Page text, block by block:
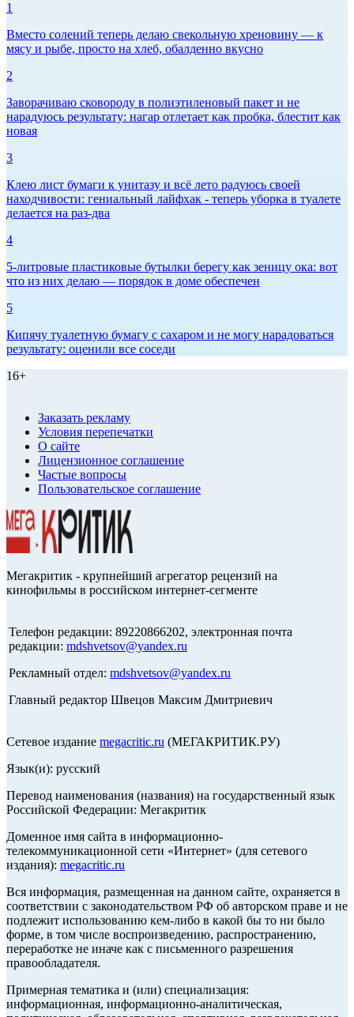
1
Вместо солений теперь делаю свекольную хреновину — к
мясу и рыбе, просто на хлеб, обалденно вкусно
2
Заворачиваю сковороду в полиэтиленовый пакет и не
нарадуюсь результату: нагар отлетает как пробка, блестит как
новая
3
Клею лист бумаги к унитазу и всё лето радуюсь своей
находчивости: гениальный лайфхак - теперь уборка в туалете
делается на раз-два
4
5-литровые пластиковые бутылки берегу как зеницу ока: вот
что из них делаю — порядок в доме обеспечен
5
Кипячу туалетную бумагу с сахаром и не могу нарадоваться
результату: оценили все соседи
16+
Заказать рекламу
Условия перепечатки
О сайте
Лицензионное соглашение
Частые вопросы
Пользовательское соглашение
Мегакритик - крупнейший агрегатор рецензий на
кинофильмы в российском интернет-сегменте
Телефон редакции: 89220866202, электронная почта
редакции: mdshvetsov@yandex.ru
Рекламный отдел: mdshvetsov@yandex.ru
Главный редактор Швецов Максим Дмитриевич
Сетевое издание megacritic.ru (МЕГАКРИТИК.РУ)
Язык(и): русский
Перевод наименования (названия) на государственный язык
Российской Федерации: Мегакритик
Доменное имя сайта в информационно-
телекоммуникационной сети «Интернет» (для сетевого
издания): megacritic.ru
Вся информация, размещенная на данном сайте, охраняется в
соответствии с законодательством РФ об авторском праве и не
подлежит использованию кем-либо в какой бы то ни было
форме, в том числе воспроизведению, распространению,
переработке не иначе как с письменного разрешения
правообладателя.
Примерная тематика и (или) специализация:
информационная, информационно-аналитическая,